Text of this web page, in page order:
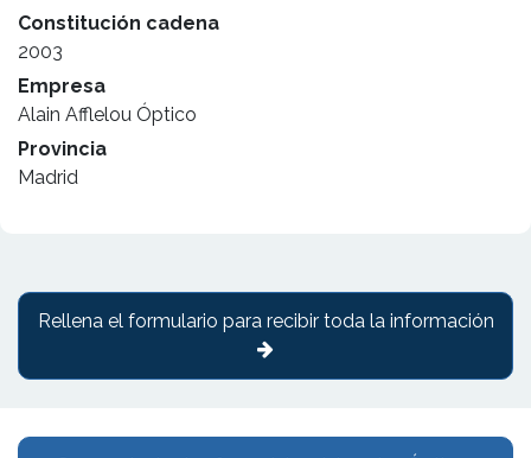
Constitución cadena
2003
Empresa
Alain Afflelou Óptico
Provincia
Madrid